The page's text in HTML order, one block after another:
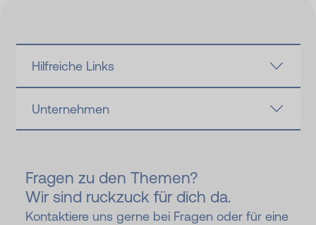
Hilfreiche Links
Unternehmen
Fragen zu den Themen?
Wir sind ruckzuck für dich da.
Kontaktiere uns gerne bei Fragen oder für eine